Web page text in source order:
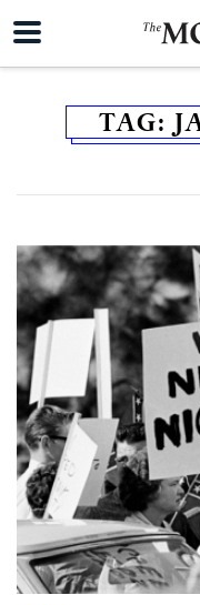
TAG:
ค้นหา
SHARE